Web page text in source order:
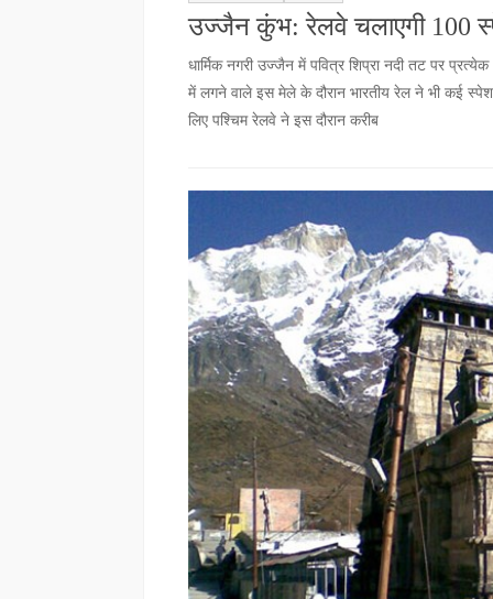
उज्जैन कुंभ: रेलवे चलाएगी 100
धार्मिक नगरी उज्जैन में पवित्र शिप्रा नदी तट पर
में लगने वाले इस मेले के दौरान भारतीय रेल ने भी कई
लिए पश्चिम रेलवे ने इस दौरान करीब